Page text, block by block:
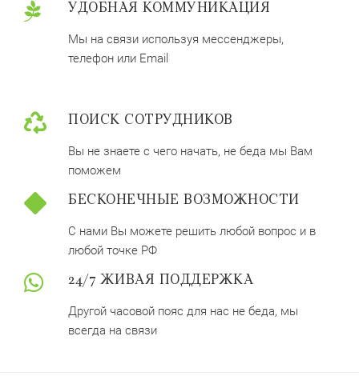
УДОБНАЯ КОММУНИКАЦИЯ
Мы на связи используя мессенджеры,
телефон или Email
ПОИСК СОТРУДНИКОВ
Вы не знаете с чего начать, не беда мы Вам
поможем
БЕСКОНЕЧНЫЕ ВОЗМОЖНОСТИ
С нами Вы можете решить любой вопрос и в
любой точке РФ
24/7 ЖИВАЯ ПОДДЕРЖКА
Другой часовой пояс для нас не беда, мы
всегда на связи